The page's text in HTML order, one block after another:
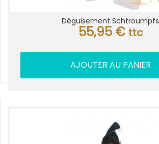
Déguisement Schtroumpfs
55,95 € ttc
AJOUTER AU PANIER